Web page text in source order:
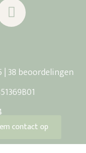
contact op
| 38 beoordelingen